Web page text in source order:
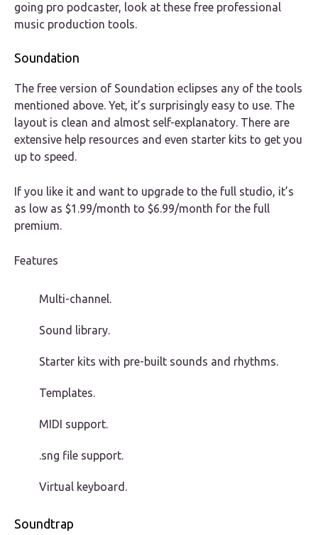
going pro podcaster, look at these free professional
music production tools.
Soundation
The free version of Soundation eclipses any of the tools
mentioned above. Yet, it’s surprisingly easy to use. The
layout is clean and almost self-explanatory. There are
extensive help resources and even starter kits to get you
up to speed.
If you like it and want to upgrade to the full studio, it’s
as low as $1.99/month to $6.99/month for the full
premium.
Features
Multi-channel.
Sound library.
Starter kits with pre-built sounds and rhythms.
Templates.
MIDI support.
.sng file support.
Virtual keyboard.
Soundtrap